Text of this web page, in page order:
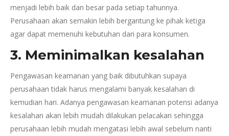
menjadi lebih baik dan besar pada setiap tahunnya.
Perusahaan akan semakin lebih bergantung ke pihak ketiga
agar dapat memenuhi kebutuhan dari para konsumen.
3. Meminimalkan kesalahan
Pengawasan keamanan yang baik dibutuhkan supaya
perusahaan tidak harus mengalami banyak kesalahan di
kemudian hari. Adanya pengawasan keamanan potensi adanya
kesalahan akan lebih mudah dilakukan pelacakan sehingga
perusahaan lebih mudah mengatasi lebih awal sebelum nanti